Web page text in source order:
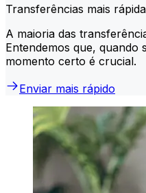
Transferências mais
A maioria das
Entendemos que, quando
momento certo é crucial.
Enviar mais rápido